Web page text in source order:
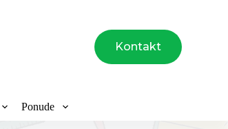
Kontakt
Ponude